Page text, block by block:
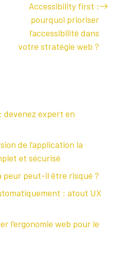
Accessibility first :
pourquoi prioriser
l’accessibilité dans
votre stratégie web ?
devenez expert en
de l’application la
et sécurisé
peur peut-il être risqué ?
: atout UX
l’ergonomie web pour le